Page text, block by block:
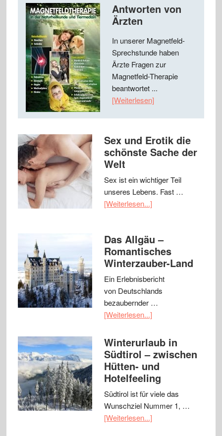
Antworten von
Ärzten
In unserer Magnetfeld-
Sprechstunde haben
Ärzte Fragen zur
Magnetfeld-Therapie
beantwortet ...
[Weiterlesen]
Sex und Erotik die
schönste Sache der
Welt
Sex ist ein wichtiger Teil
unseres Lebens. Fast …
[Weiterlesen...]
Das Allgäu –
Romantisches
Winterzauber-Land
Ein Erlebnisbericht
von Deutschlands
bezaubernder …
[Weiterlesen...]
Winterurlaub in
Südtirol – zwischen
Hütten- und
Hotelfeeling
Südtirol ist für viele das
Wunschziel Nummer 1, …
[Weiterlesen...]